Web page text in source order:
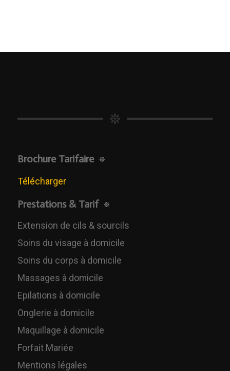
Brochure Tarifaire
Télécharger
Prestations & Tarif
Extension de cils & sourcils
Soins du visage à domicile
Soins du corps à domicile
Massages à domicile
Epilations à domicile
Onglerie à domicile
Maquillage à domicile
Forfait Mariée
Mentions légales